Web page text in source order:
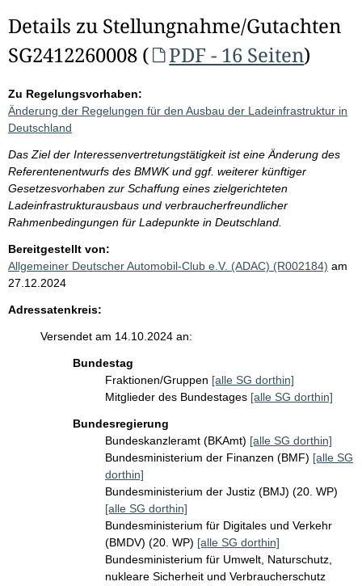
Details zu Stellungnahme/Gutachten
SG2412260008 (
PDF - 16 Seiten)
Zu Regelungsvorhaben:
Änderung der Regelungen für den Ausbau der Ladeinfrastruktur in
Deutschland
Das Ziel der Interessenvertretungstätigkeit ist eine Änderung des
Referentenentwurfs des BMWK und ggf. weiterer künftiger
Gesetzesvorhaben zur Schaffung eines zielgerichteten
Ladeinfrastrukturausbaus und verbraucherfreundlicher
Rahmenbedingungen für Ladepunkte in Deutschland.
Bereitgestellt von:
Allgemeiner Deutscher Automobil-Club e.V. (ADAC) (R002184) am
27.12.2024
Adressatenkreis:
Versendet am 14.10.2024 an:
Bundestag
Fraktionen/Gruppen [alle SG dorthin]
Mitglieder des Bundestages [alle SG dorthin]
Bundesregierung
Bundeskanzleramt (BKAmt) [alle SG dorthin]
Bundesministerium der Finanzen (BMF) [alle SG
dorthin]
Bundesministerium der Justiz (BMJ) (20. WP)
[alle SG dorthin]
Bundesministerium für Digitales und Verkehr
(BMDV) (20. WP) [alle SG dorthin]
Bundesministerium für Umwelt, Naturschutz,
nukleare Sicherheit und Verbraucherschutz